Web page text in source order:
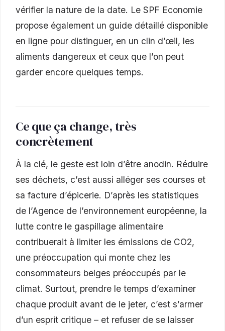
vérifier la nature de la date. Le SPF Economie
propose également un guide détaillé disponible
en ligne pour distinguer, en un clin d’œil, les
aliments dangereux et ceux que l’on peut
garder encore quelques temps.
Ce que ça change, très
concrètement
À la clé, le geste est loin d’être anodin. Réduire
ses déchets, c’est aussi alléger ses courses et
sa facture d’épicerie. D’après les statistiques
de l’Agence de l’environnement européenne, la
lutte contre le gaspillage alimentaire
contribuerait à limiter les émissions de CO2,
une préoccupation qui monte chez les
consommateurs belges préoccupés par le
climat. Surtout, prendre le temps d’examiner
chaque produit avant de le jeter, c’est s’armer
d’un esprit critique – et refuser de se laisser